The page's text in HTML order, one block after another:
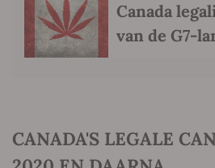
Canada
van de G7-
CANADA'S LEGALE